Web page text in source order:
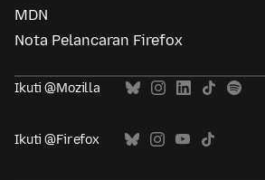
MDN
Nota Pelancaran Firefox
Ikuti @Mozilla
Ikuti @Firefox